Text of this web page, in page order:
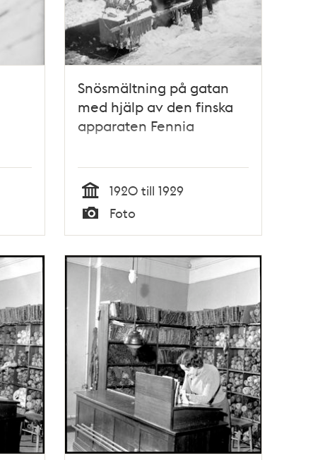
Snösmältning på gatan
med hjälp av den finska
apparaten Fennia
Tid
1920 till 1929
Typ
Foto